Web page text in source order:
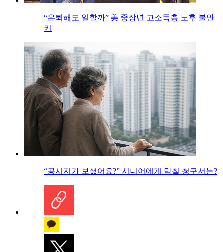
“은퇴해도 일할까” 美 중장년 고소득층 노후 불안
커
“공시지가 보셨어요?” 시니어에게 닥칠 청구서는?